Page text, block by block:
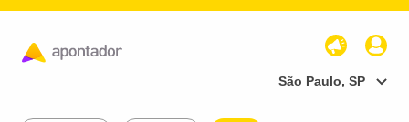
São Paulo, SP